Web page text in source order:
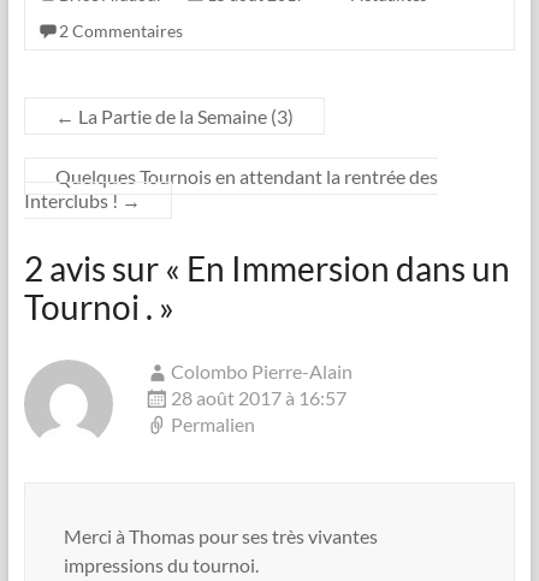
2 Commentaires
← La Partie de la Semaine (3)
Quelques Tournois en attendant la rentrée des
Interclubs ! →
2 avis sur « En Immersion dans un
Tournoi . »
Colombo Pierre-Alain
28 août 2017 à 16:57
Permalien
Merci à Thomas pour ses très vivantes
impressions du tournoi.